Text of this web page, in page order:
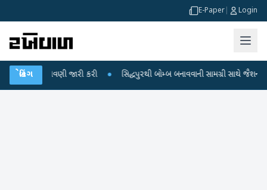
E-Paper Login
બ્રેકિંગ
ચેતવણી જારી કરી ● સિદ્ધપુરથી બોમ્બ બનાવવાની સામગ્રી સાથે જૈશના 5 શંકાસ્પદ